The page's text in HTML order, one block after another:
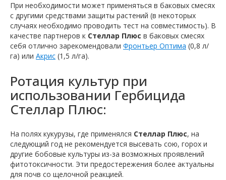
При необходимости может применяться в баковых смесях
с другими средствами защиты растений (в некоторых
случаях необходимо проводить тест на совместимость). В
качестве партнеров к Стеллар Плюс в баковых смесях
себя отлично зарекомендовали Фронтьер Оптима (0,8 л/
га) или Акрис (1,5 л/га).
Ротация культур при
использовании Гербицида
Стеллар Плюс:
На полях кукурузы, где применялся Стеллар Плюс, на
следующий год не рекомендуется высевать сою, горох и
другие бобовые культуры из-за возможных проявлений
фитотоксичности. Эти предостережения более актуальны
для почв со щелочной реакцией.